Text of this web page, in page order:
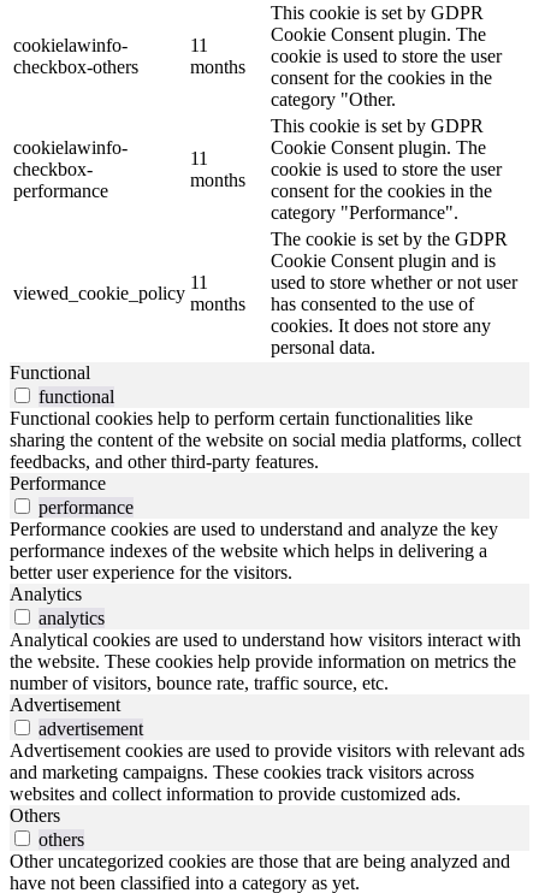
cookielawinfo-
checkbox-others
11
months
This cookie is set by GDPR
Cookie Consent plugin. The
cookie is used to store the user
consent for the cookies in the
category "Other.
cookielawinfo-
checkbox-
performance
11
months
This cookie is set by GDPR
Cookie Consent plugin. The
cookie is used to store the user
consent for the cookies in the
category "Performance".
viewed_cookie_policy
11
months
The cookie is set by the GDPR
Cookie Consent plugin and is
used to store whether or not user
has consented to the use of
cookies. It does not store any
personal data.
Functional
functional
Functional cookies help to perform certain functionalities like
sharing the content of the website on social media platforms, collect
feedbacks, and other third-party features.
Performance
performance
Performance cookies are used to understand and analyze the key
performance indexes of the website which helps in delivering a
better user experience for the visitors.
Analytics
analytics
Analytical cookies are used to understand how visitors interact with
the website. These cookies help provide information on metrics the
number of visitors, bounce rate, traffic source, etc.
Advertisement
advertisement
Advertisement cookies are used to provide visitors with relevant ads
and marketing campaigns. These cookies track visitors across
websites and collect information to provide customized ads.
Others
others
Other uncategorized cookies are those that are being analyzed and
have not been classified into a category as yet.